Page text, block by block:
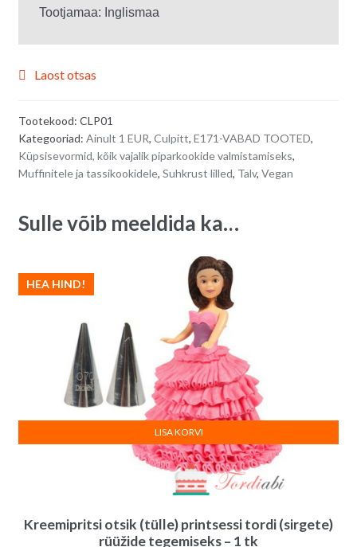
Laost otsas
Tootekood: CLP01
Kategooriad: Ainult 1 EUR, Culpitt, E171-VABAD TOOTED,
Küpsisevormid, kõik vajalik piparkookide valmistamiseks,
Muffinitele ja tassikookidele, Suhkrust lilled, Talv, Vegan
Sulle võib meeldida ka…
Kreemipritsi otsik (tülle) printsessi tordi (sirgete)
rüüžide tegemiseks – 1 tk
HEA HIND!
LISA KORVI